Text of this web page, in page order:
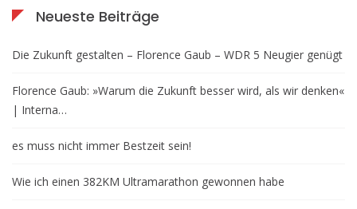
Neueste Beiträge
Die Zukunft gestalten – Florence Gaub – WDR 5 Neugier genügt
Florence Gaub: »Warum die Zukunft besser wird, als wir denken«
| Interna…
es muss nicht immer Bestzeit sein!
Wie ich einen 382KM Ultramarathon gewonnen habe